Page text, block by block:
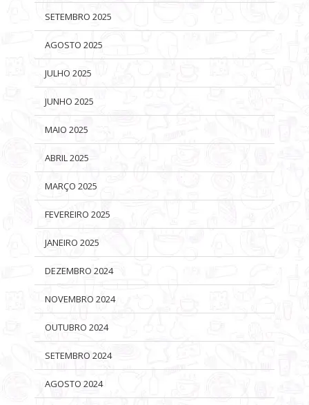
SETEMBRO 2025
AGOSTO 2025
JULHO 2025
JUNHO 2025
MAIO 2025
ABRIL 2025
MARÇO 2025
FEVEREIRO 2025
JANEIRO 2025
DEZEMBRO 2024
NOVEMBRO 2024
OUTUBRO 2024
SETEMBRO 2024
AGOSTO 2024